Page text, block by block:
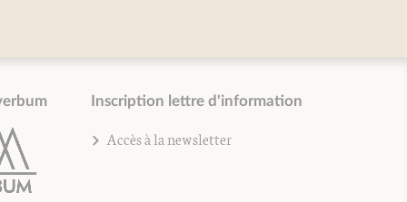
Inscription lettre d'information
Accès à la newsletter